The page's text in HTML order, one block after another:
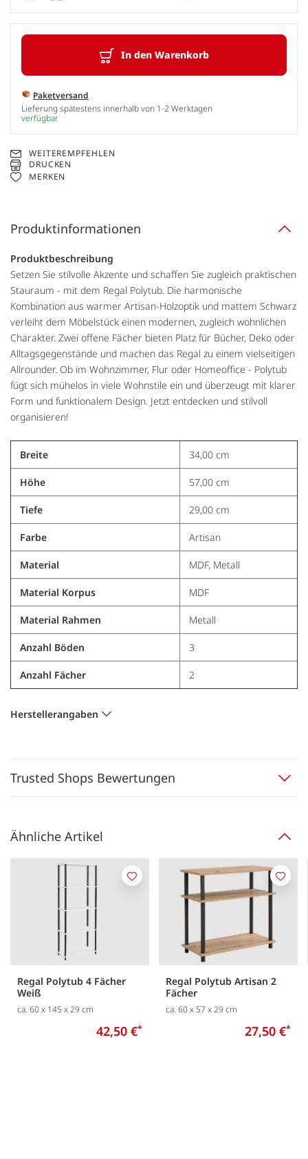
In den Warenkorb
Paketversand
Lieferung spätestens innerhalb von 1-2 Werktagen
verfügbar
WEITEREMPFEHLEN
DRUCKEN
MERKEN
Produktinformationen
Produktbeschreibung
Setzen Sie stilvolle Akzente und schaffen Sie zugleich praktischen
Stauraum - mit dem Regal Polytub. Die harmonische
Kombination aus warmer Artisan-Holzoptik und mattem Schwarz
verleiht dem Möbelstück einen modernen, zugleich wohnlichen
Charakter. Zwei offene Fächer bieten Platz für Bücher, Deko oder
Alltagsgegenstände und machen das Regal zu einem vielseitigen
Allrounder. Ob im Wohnzimmer, Flur oder Homeoffice - Polytub
fügt sich mühelos in viele Wohnstile ein und überzeugt mit klarer
Form und funktionalem Design. Jetzt entdecken und stilvoll
organisieren!
Breite 34,00 cm
Höhe 57,00 cm
Tiefe 29,00 cm
Farbe Artisan
Material MDF, Metall
Material Korpus MDF
Material Rahmen Metall
Anzahl Böden 3
Anzahl Fächer 2
Herstellerangaben
Trusted Shops Bewertungen
Ähnliche Artikel
Regal Polytub 4 Fächer
Weiß
ca. 60 x 145 x 29 cm
42,50 €*
Merken
Regal Polytub Artisan 2
Fächer
ca. 60 x 57 x 29 cm
27,50 €*